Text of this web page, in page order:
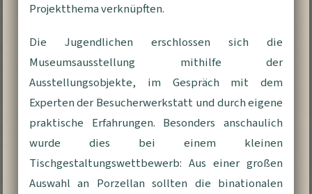
Projektthema verknüpften.
Die Jugendlichen erschlossen sich die
Museumsausstellung mithilfe der
Ausstellungsobjekte, im Gespräch mit dem
Experten der Besucherwerkstatt und durch eigene
praktische Erfahrungen. Besonders anschaulich
wurde dies bei einem kleinen
Tischgestaltungswettbewerb: Aus einer großen
Auswahl an Porzellan sollten die binationalen